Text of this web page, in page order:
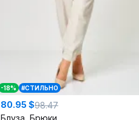
-18% #СТИЛЬНО
80.95 $98.47